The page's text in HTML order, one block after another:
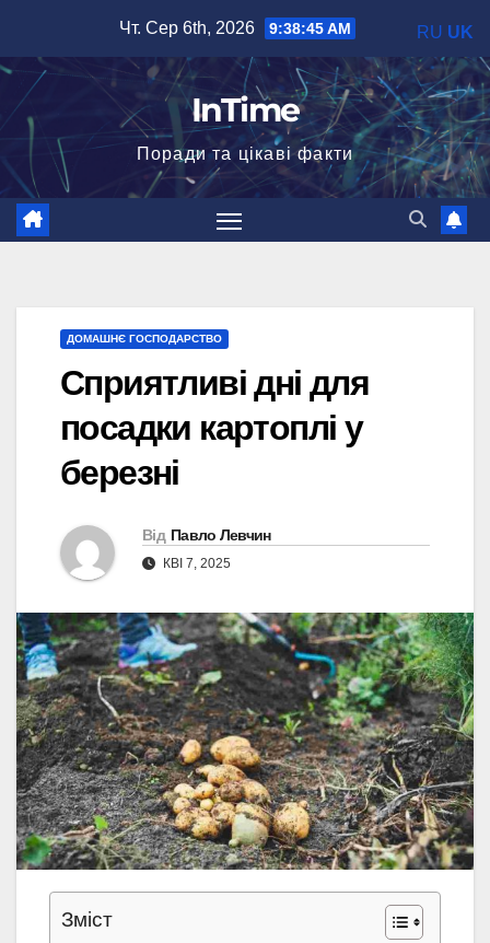
вмісту
Чт. Сер 6th, 2026 9:38:46 AM
InTime
Поради та цікаві факти
ДОМАШНЄ ГОСПОДАРСТВО
Сприятливі дні для
посадки картоплі у
березні
Від Павло Левчин
КВІ 7, 2025
Зміст
RU UK